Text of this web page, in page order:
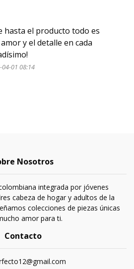
hasta el producto todo es
y el detalle en cada
01 08:14
Nosotros
integrada por jóvenes
cabeza de hogar y adultos de la
colecciones de piezas únicas
amor para ti.
Contacto